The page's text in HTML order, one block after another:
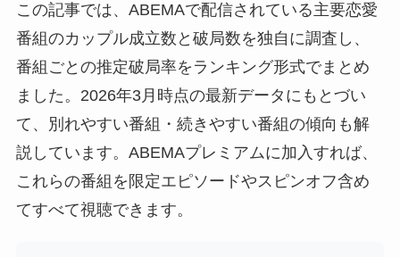
この記事では、ABEMAで配信されている主要恋愛
番組のカップル成立数と破局数を独自に調査し、
番組ごとの推定破局率をランキング形式でまとめ
ました。2026年3月時点の最新データにもとづい
て、別れやすい番組・続きやすい番組の傾向も解
説しています。ABEMAプレミアムに加入すれば、
これらの番組を限定エピソードやスピンオフ含め
てすべて視聴できます。